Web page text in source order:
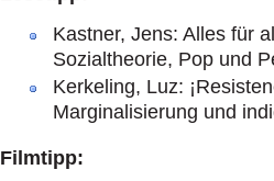
Kastner, Jens: Alles für
Sozialtheorie, Pop und
Kerkeling, Luz:
Marginalisierung und
Filmtipp: